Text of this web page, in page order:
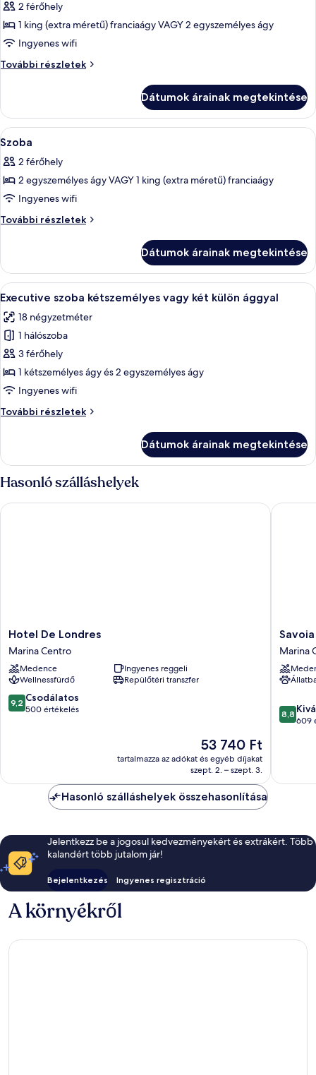
szoba
összes
képének
megtekintése:
2 férőhely
1 king (extra méretű) franciaágy VAGY 2 egyszemélyes ágy
Ingyenes wifi
További részletek
Szoba
Dátumok árainak megtekintése
A
következő
szoba
összes
képének
megtekintése:
Hipoallergén ágynemű, minibár, széf
6
Szoba
2 férőhely
2 egyszemélyes ágy VAGY 1 king (extra méretű) franciaágy
Ingyenes wifi
További részletek
Szoba
Dátumok árainak megtekintése
A
következő
szoba
összes
képének
megtekintése:
Executive
kétszemélyes
külön
ággyal
Egy szállodai szoba, amelyben egy
11
Executive szoba kétszemélyes vagy két külön ággyal
18 négyzetméter
1 hálószoba
3 férőhely
1 kétszemélyes ágy és 2 egyszemélyes ágy
Ingyenes wifi
További részletek
Executive
két
ággyal
részletei
Dátumok árainak megtekintése
Hasonló szálláshelyek
Hotel
De
Londres
Marina
Centro
Hotel De Londres
Marina Centro
Medence
Ingyenes reggeli
Wellnessfürdő
Repülőtéri transzfer
9.2
ennyiből:
9,2 Csodálatos
500 értékelés
Az
ár
53 740 Ft
53 740 Ft
tartalmazza az adókat és egyéb díjakat
szept. 2. – szept. 3.
Hotel De Londres
Savoia
Hotel
Rimini
Marina
Centro
Marina
8.8
8,8
609
Savoia
Hasonló szálláshelyek összehasonlítása
Jelentkezz be a jogosul kedvezményekért és extrákért. Több
kalandért több jutalom jár!
Bejelentkezés Ingyenes regisztráció
A környékről